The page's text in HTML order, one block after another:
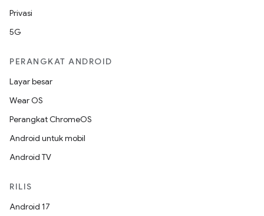
Privasi
5G
PERANGKAT ANDROID
Layar besar
Wear OS
Perangkat ChromeOS
Android untuk mobil
Android TV
RILIS
Android 17